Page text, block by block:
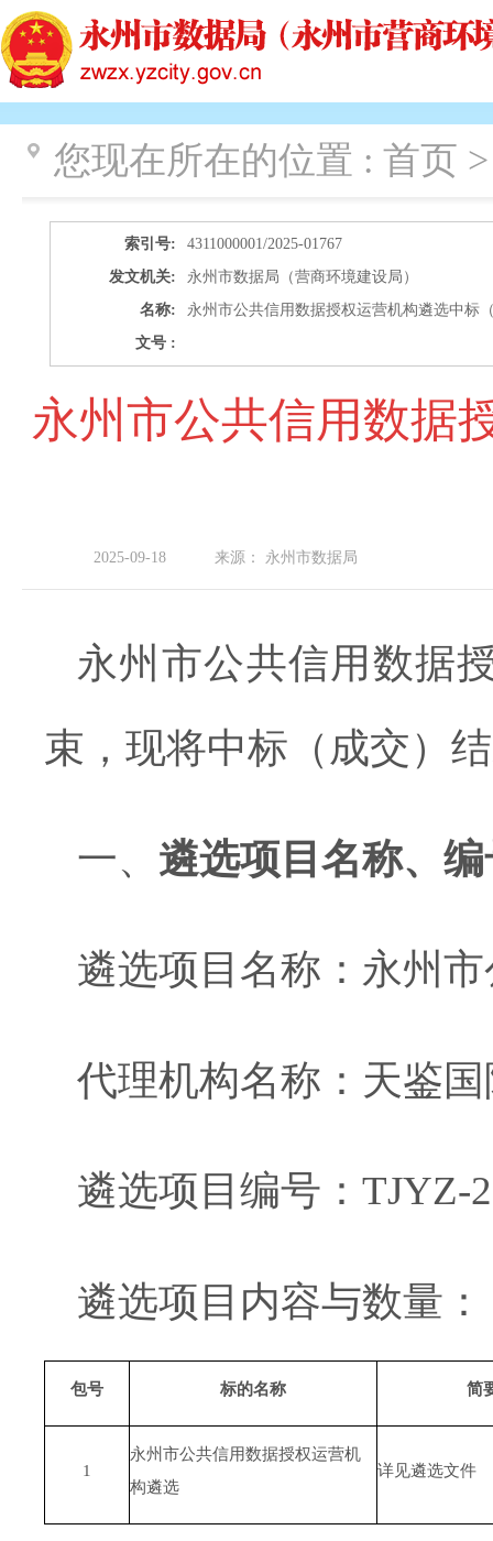
您现在所在的位置 : 首页
索引号:
4311000001/2025-01767
发文机关:
永州市数据局（营商环境建设局）
名称:
永州市公共信用数据授权运营机构遴选中标
文号 :
永州市公共信用数据
2025-09-18 来源： 永州市数据局
永州市公共信用数据
束，现将中标（成交）
一、 遴选项目名称、
遴选项目名称： 永州
代理机构名称：天鉴
遴选项目编号： TJYZ-
遴选项目内容与数量：
包号 标的名称 简
1
永州市公共信用数据授权运营机
构遴选
详见遴选文件